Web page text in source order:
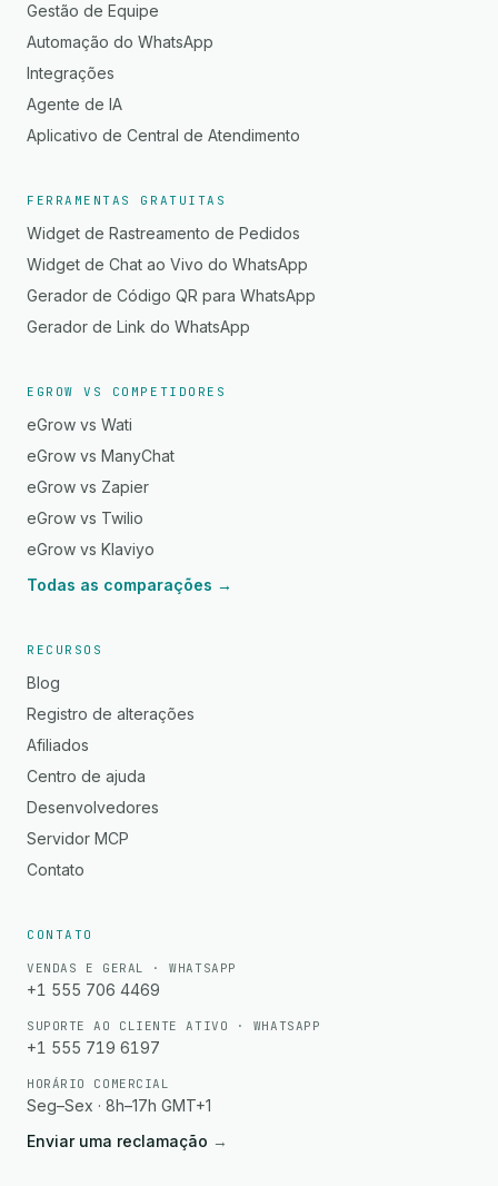
Gestão de Equipe
Automação do WhatsApp
Integrações
Agente de IA
Aplicativo de Central de Atendimento
FERRAMENTAS GRATUITAS
Widget de Rastreamento de Pedidos
Widget de Chat ao Vivo do WhatsApp
Gerador de Código QR para WhatsApp
Gerador de Link do WhatsApp
EGROW VS COMPETIDORES
eGrow vs Wati
eGrow vs ManyChat
eGrow vs Zapier
eGrow vs Twilio
eGrow vs Klaviyo
Todas as comparações →
RECURSOS
Blog
Registro de alterações
Afiliados
Centro de ajuda
Desenvolvedores
Servidor MCP
Contato
CONTATO
VENDAS E GERAL · WHATSAPP
+1 555 706 4469
SUPORTE AO CLIENTE ATIVO · WHATSAPP
+1 555 719 6197
HORÁRIO COMERCIAL
Seg–Sex · 8h–17h GMT+1
Enviar uma reclamação →